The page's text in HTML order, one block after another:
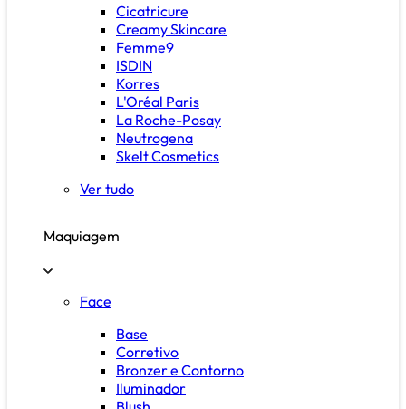
Cicatricure
Creamy Skincare
Femme9
ISDIN
Korres
L'Oréal Paris
La Roche-Posay
Neutrogena
Skelt Cosmetics
Ver tudo
Maquiagem
Face
Base
Corretivo
Bronzer e Contorno
Iluminador